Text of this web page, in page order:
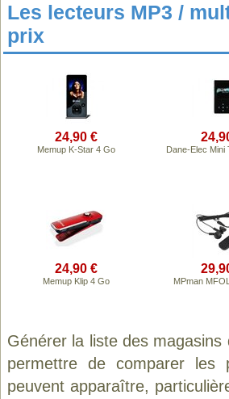
Les lecteurs MP3 /
prix
24,90 €
Memup K-Star 4 Go Dane-Elec Mini
24,90 €
Memup Klip 4 Go MPman
Générer la liste des
permettre de comparer les
peuvent apparaître,